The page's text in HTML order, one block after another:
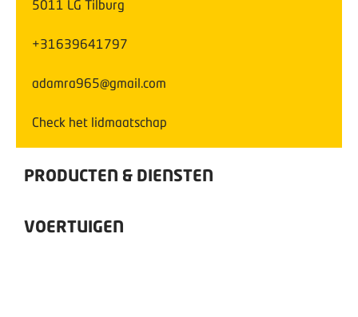
5011 LG Tilburg
+31639641797
adamra965@gmail.com
Check het lidmaatschap
PRODUCTEN & DIENSTEN
VOERTUIGEN